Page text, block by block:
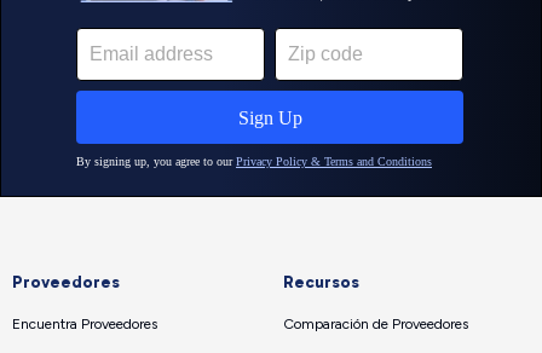
Proveedores
Encuentra Proveedores
Recursos
Comparación de Proveedores